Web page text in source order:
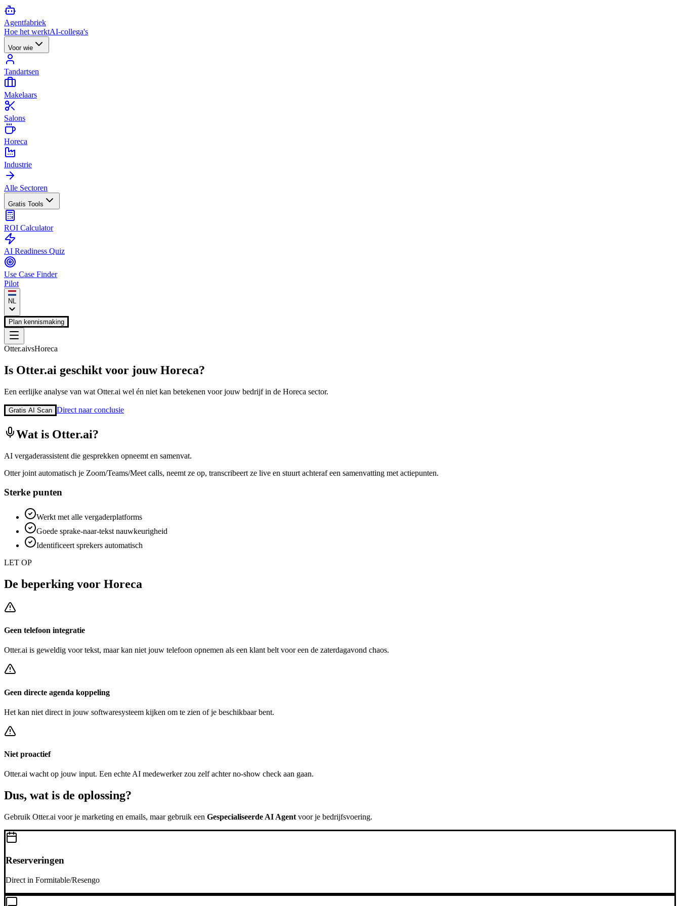
Agentfabriek
Hoe het werktAI-collega's
Voor wie
Tandartsen
Makelaars
Salons
Horeca
Industrie
Alle Sectoren
Gratis Tools
ROI Calculator
AI Readiness Quiz
Use Case Finder
Pilot
NL
Plan kennismaking
Otter.aivsHoreca
Is Otter.ai geschikt voor jouwHoreca?
Een eerlijke analyse van wat Otter.ai wel én niet kan betekenen voor jouw bedrijf in de Horeca sector.
Gratis AI Scan Direct naar conclusie
Wat is Otter.ai?
AI vergaderassistent die gesprekken opneemt en samenvat.
Otter joint automatisch je Zoom/Teams/Meet calls, neemt ze op, transcribeert ze live en stuurt achteraf een samenvatting met actiepunten.
Sterke punten
Werkt met alle vergaderplatforms
Goede sprake-naar-tekst nauwkeurigheid
Identificeert sprekers automatisch
LET OP
De beperking voor Horeca
Geen telefoon integratie
Otter.ai is geweldig voor tekst, maar kan niet jouw telefoon opnemen als een klant belt voor een de zaterdagavond chaos.
Geen directe agenda koppeling
Het kan niet direct in jouw softwaresysteem kijken om te zien of je beschikbaar bent.
Niet proactief
Otter.ai wacht op jouw input. Een echte AI medewerker zou zelf achterno-show check aan gaan.
Dus, wat is de oplossing?
Gebruik Otter.ai voor je marketing en emails, maar gebruik een Gespecialiseerde AI Agent voor je bedrijfsvoering.
Reserveringen
Direct in Formitable/Resengo